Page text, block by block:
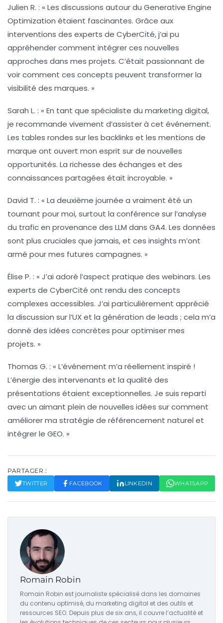
Julien R. : « Les discussions autour du Generative Engine
Optimization étaient fascinantes. Grâce aux
interventions des experts de CyberCité, j’ai pu
appréhender comment intégrer ces nouvelles
approches dans mes projets. C’était passionnant de
voir comment ces concepts peuvent transformer la
visibilité des marques. »
Sarah L. : « En tant que spécialiste du marketing digital,
je recommande vivement d’assister à cet événement.
Les tables rondes sur les backlinks et les mentions de
marque ont ouvert mon esprit sur de nouvelles
opportunités. La richesse des échanges et des
connaissances partagées était incroyable. »
David T. : « La deuxième journée a vraiment été un
tournant pour moi, surtout la conférence sur l’analyse
du trafic en provenance des LLM dans GA4. Les données
sont plus cruciales que jamais, et ces insights m’ont
armé pour mes futures campagnes. »
Élise P. : « J’ai adoré l’aspect pratique des webinars. Les
experts de CyberCité ont rendu des concepts
complexes accessibles. J’ai particulièrement apprécié
la discussion sur l’UXet la génération de leads ; cela m’a
donné des idées concrètes pour optimiser mes
projets. »
Thomas G. : « L’événement m’a réellement inspiré !
L’énergie des intervenants et la qualité des
présentations étaient exceptionnelles. Je suis reparti
avec un aimant plein de nouvelles idées sur comment
améliorer ma stratégie de référencement naturel et
intégrer le GEO. »
PARTAGER :
TWITTER FACEBOOK LINKEDIN WHATSAPP
Romain Robin
Romain Robin est journaliste spécialisé dans les domaines
du contenu optimisé, du marketing digital et des outils et
ressources SEO. Depuis plus de six ans, il couvre l’actualité et